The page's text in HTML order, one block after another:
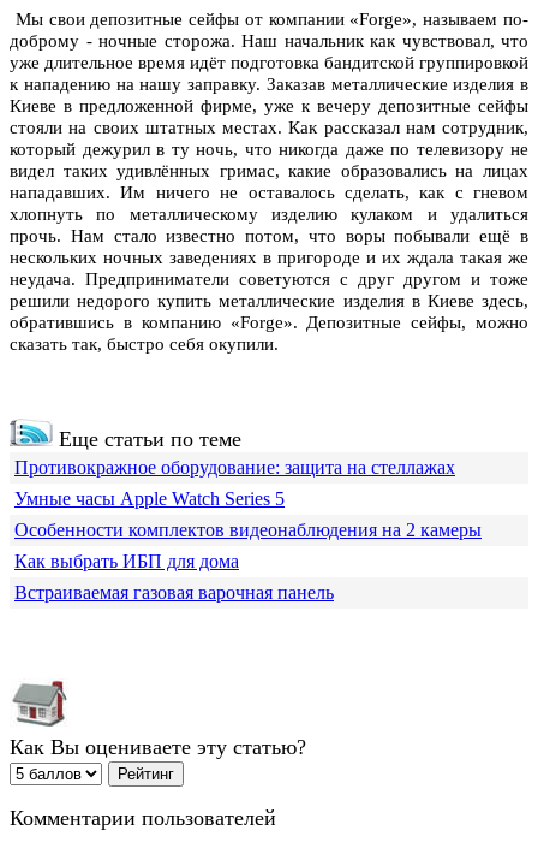
Мы свои депозитные сейфы от компании «Forge», называем по-
доброму - ночные сторожа. Наш начальник как чувствовал, что
уже длительное время идёт подготовка бандитской группировкой
к нападению на нашу заправку. Заказав металлические изделия в
Киеве в предложенной фирме, уже к вечеру депозитные сейфы
стояли на своих штатных местах. Как рассказал нам сотрудник,
который дежурил в ту ночь, что никогда даже по телевизору не
видел таких удивлённых гримас, какие образовались на лицах
нападавших. Им ничего не оставалось сделать, как с гневом
хлопнуть по металлическому изделию кулаком и удалиться
прочь. Нам стало известно потом, что воры побывали ещё в
нескольких ночных заведениях в пригороде и их ждала такая же
неудача. Предприниматели советуются с друг другом и тоже
решили недорого купить металлические изделия в Киеве здесь,
обратившись в компанию «Forge». Депозитные сейфы, можно
сказать так, быстро себя окупили.
Еще статьи по теме
Противокражное оборудование: защита на стеллажах
Умные часы Apple Watch Series 5
Особенности комплектов видеонаблюдения на 2 камеры
Как выбрать ИБП для дома
Встраиваемая газовая варочная панель
Как Вы оцениваете эту статью?
Комментарии пользователей